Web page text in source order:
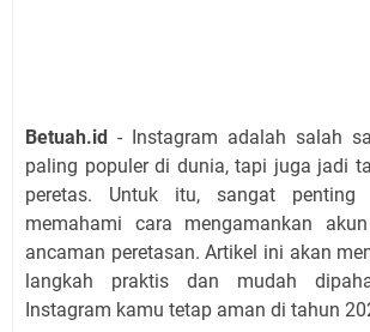
Betuah.id - Instagram adalah salah
paling populer di dunia, tapi juga jadi
peretas. Untuk itu, sangat penting
memahami cara mengamankan
ancaman peretasan. Artikel ini akan
langkah praktis dan mudah
Instagram kamu tetap aman di tahun